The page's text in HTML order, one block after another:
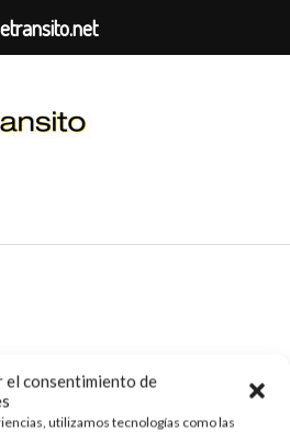
el consentimiento de
utilizamos tecnologías como las